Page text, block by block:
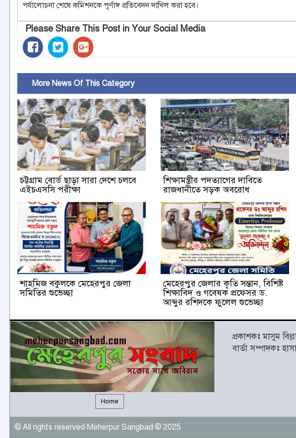
পর্যালোচনা শেষে কমিশনকে পূর্ণাঙ্গ প্রতিবেদন দাখিল করা হবে।
Please Share This Post in Your Social Media
More News Of This Category
চট্টগ্রাম বোর্ড ছাড়া সারা দেশে চলবে
এইচএসসি পরীক্ষা
শিক্ষামন্ত্রীর পদত্যাগের দাবিতে
রাজধানীতে সড়ক অবরোধ
শাহমিজ বকুলকে মেহেরপুর জেলা
সমিতির শুভেচ্ছা
মেহেরপুর জেলার কৃতি সন্তান, বিশিষ্ট
শিক্ষাবিদ ও গবেষক প্রফেসর ড.
আব্দুর রশিদকে ফুলেল শুভেচ্ছা
Home
প্রকাশকঃ মাসুম
বার্তা সম্পাদকঃ
© All rights reserved Meherpur Sangbad © 2025